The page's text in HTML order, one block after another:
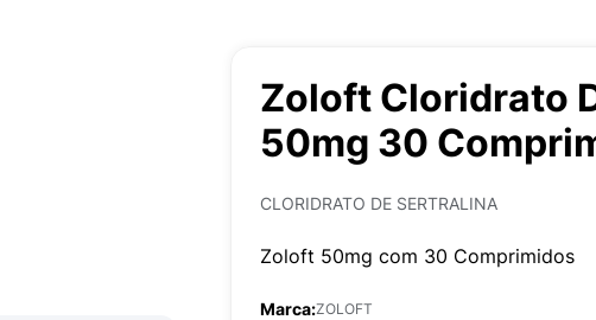
Zoloft Cloridrato
50mg 30
CLORIDRATO DE SERTRALINA
Zoloft 50mg com 30 Comprimidos
Marca:ZOLOFT